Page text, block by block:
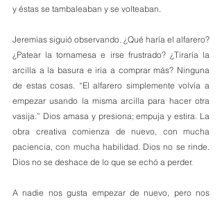
y éstas se tambaleaban y se volteaban.
Jeremías siguió observando. ¿Qué haría el alfarero?
¿Patear la tornamesa e irse frustrado? ¿Tiraría la
arcilla a la basura e iría a comprar más? Ninguna
de estas cosas. “El alfarero simplemente volvía a
empezar usando la misma arcilla para hacer otra
vasija.” Dios amasa y presiona; empuja y estira. La
obra creativa comienza de nuevo, con mucha
paciencia, con mucha habilidad. Dios no se rinde.
Dios no se deshace de lo que se echó a perder.
A nadie nos gusta empezar de nuevo, pero nos